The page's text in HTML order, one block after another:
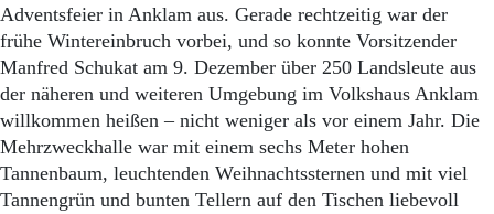
Adventsfeier in Anklam aus. Gerade rechtzeitig war der
frühe Wintereinbruch vorbei, und so konnte Vorsitzender
Manfred Schukat am 9. Dezember über 250 Landsleute aus
der näheren und weiteren Umgebung im Volkshaus Anklam
willkommen heißen – nicht weniger als vor einem Jahr. Die
Mehrzweckhalle war mit einem sechs Meter hohen
Tannenbaum, leuchtenden Weihnachtssternen und mit viel
Tannengrün und bunten Tellern auf den Tischen liebevoll